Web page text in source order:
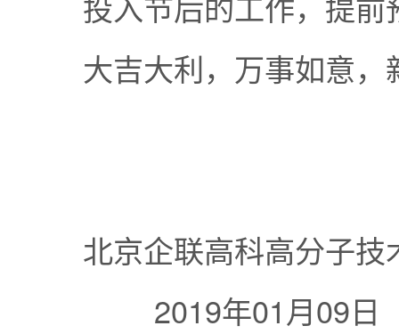
大吉大利，万事如意
北京企联高科高
2019年01